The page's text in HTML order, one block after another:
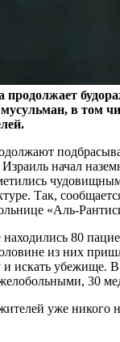
продолжает
в том
Израиль начал
Так,
«Аль-
80
из них
искать убежище.
30
уже никого